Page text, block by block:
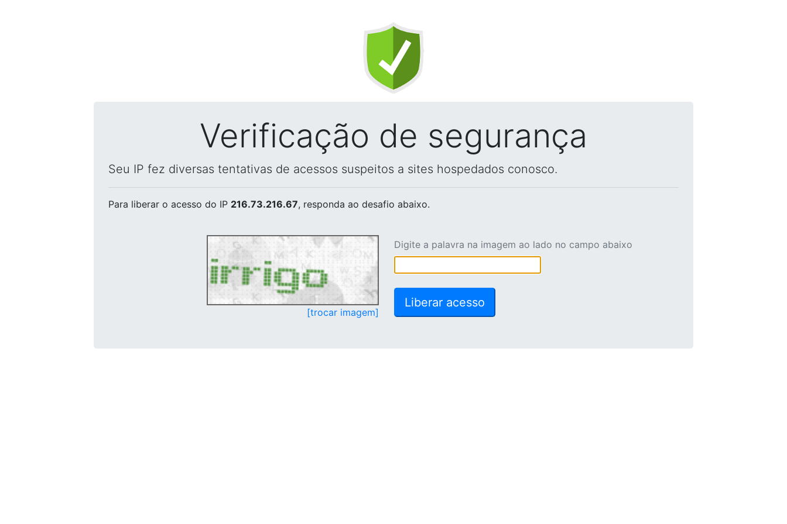
Verificação de segurança
Seu IP fez diversas tentativas de acessos suspeitos a sites hospedados conosco.
Para liberar o acesso do IP 216.73.216.67, responda ao desafio abaixo.
[trocar imagem]
Digite a palavra na imagem ao lado no campo abaixo